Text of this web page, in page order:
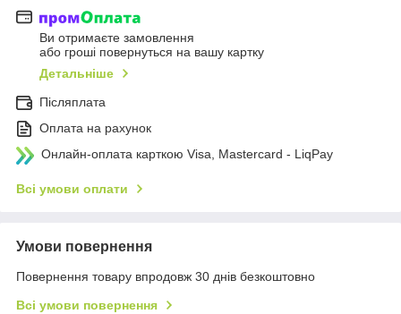
Ви отримаєте замовлення
або гроші повернуться на вашу картку
Детальніше
Післяплата
Оплата на рахунок
Онлайн-оплата карткою Visa, Mastercard - LiqPay
Всі умови оплати
Умови повернення
Повернення товару впродовж 30 днів безкоштовно
Всі умови повернення